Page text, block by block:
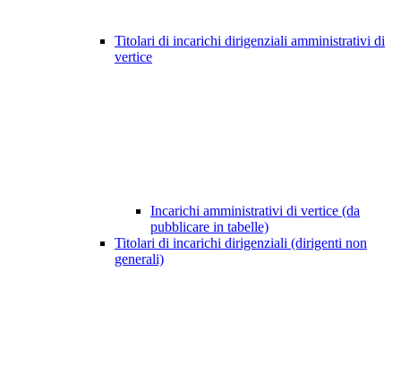
Titolari di incarichi dirigenziali amministrativi di
vertice
Incarichi amministrativi di vertice (da
pubblicare in tabelle)
Titolari di incarichi dirigenziali (dirigenti non
generali)